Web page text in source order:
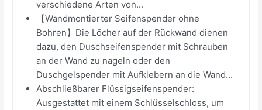
verschiedene Arten von...
【Wandmontierter Seifenspender ohne
Bohren】Die Löcher auf der Rückwand dienen
dazu, den Duschseifenspender mit Schrauben
an der Wand zu nageln oder den
Duschgelspender mit Aufklebern an die Wand...
Abschließbarer Flüssigseifenspender:
Ausgestattet mit einem Schlüsselschloss, um